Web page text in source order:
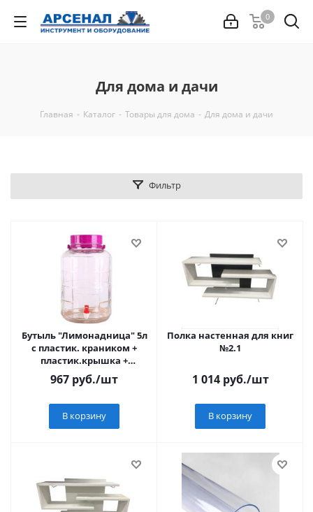
0
Для дома и дачи
Главная - Каталог - Товары для дома - Для дома и дачи
Фильтр
Бутыль "Лимонадница" 5л
с пластик. краником +
пластик.крышка +
ручка1/8
967 руб./шт
В корзину
Полка настенная для книг
№2.1
1 014руб./шт
В корзину